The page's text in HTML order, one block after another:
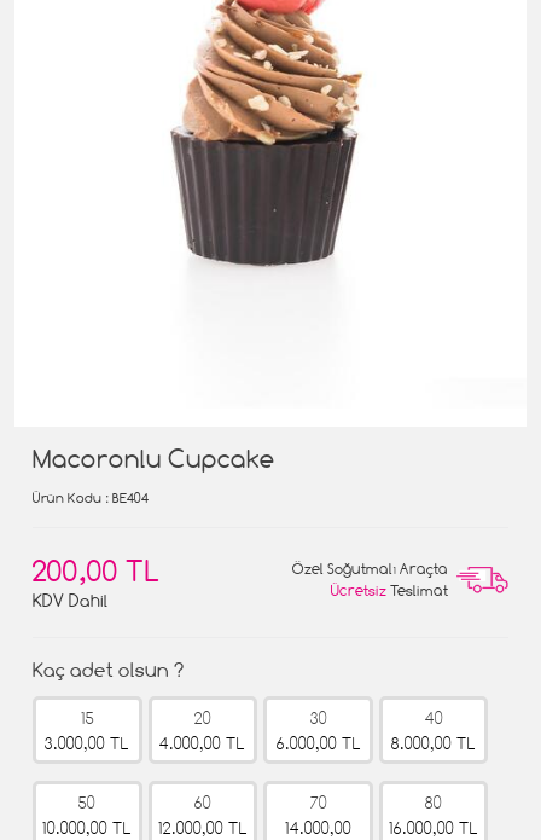
Macoronlu Cupcake
Ürün Kodu : BE404
200,00 TL
KDV Dahil
Özel Soğutmalı Araçta
Ücretsiz Teslimat
Kaç adet olsun ?
15
3.000,00 TL
20
4.000,00 TL
30
6.000,00 TL
40
8.000,00 TL
50
10.000,00 TL
60
12.000,00 TL
70
14.000,00
80
16.000,00 TL